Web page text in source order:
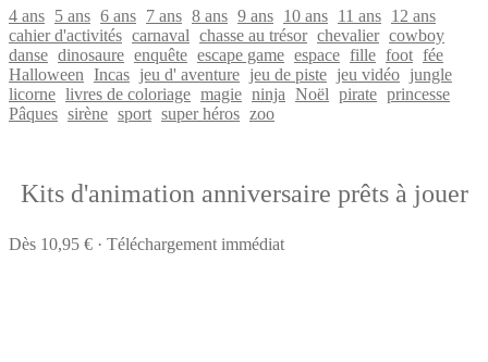
4 ans 5 ans 6 ans 7 ans 8 ans 9 ans 10 ans 11 ans 12 ans
cahier d'activités carnaval chasse au trésor chevalier cowboy
danse dinosaure enquête escape game espace fille foot fée
Halloween Incas jeu d' aventure jeu de piste jeu vidéo jungle
licorne livres de coloriage magie ninja Noël pirate princesse
Pâques sirène sport super héros zoo
Kits d'animation anniversaire prêts à jouer
Dès 10,95 € · Téléchargement immédiat